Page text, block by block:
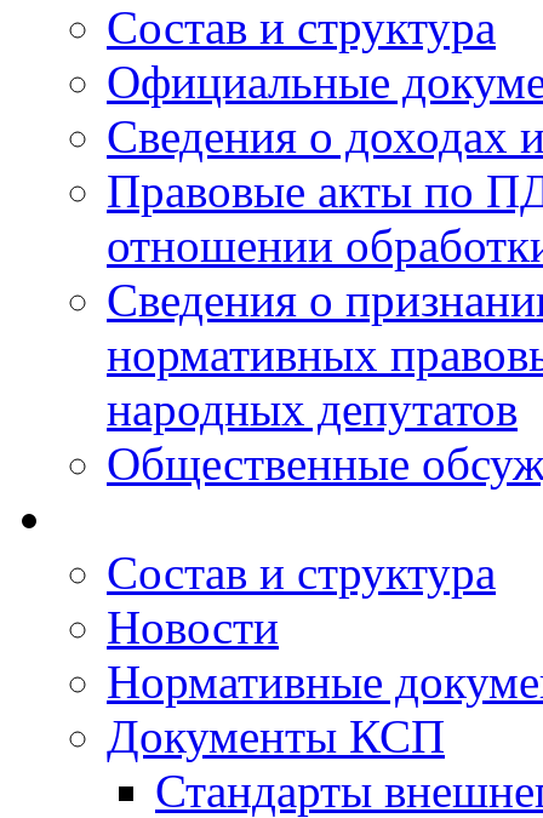
Состав и структура
Официальные
Сведения о доходах
Правовые акты по
отношении
Сведения о
нормативных
народных депутатов
Общественные
Состав и структура
Новости
Нормативные
Документы КСП
Стандарты